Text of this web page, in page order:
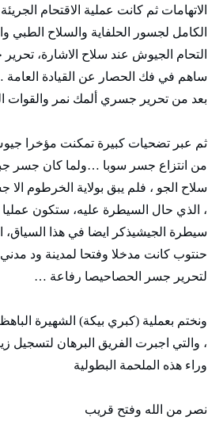
الاتهامات ثم كانت عملية الاقتحام
الكامل لجسور الحلفاية والسلاح الطبي
التحام الجيوش عند سلاح الاشارة،
ساهم في فك الحصار عن القيادة
بعد من تحرير جسري ألمك نمر والقوات
ثم عبر تضحيات كبيرة تمكنت مؤخرا
من انتزاع جسر سوبا …ولما كان جسر
سلاح الجو ، فلم يبق بولاية الخرطوم الا
، الذي حال السيطرة عليه، ستكون
سيطرة الجيشيذكر ايضا في هذا السياق،
حنتوب كانت مدخلا وفتحا لمدينة ود
لتحرير جسر الحصاحيصا رفاعة …
ونختم بعملية (كبري بيكة) الشهيرة
، والتي اجبرت الفريق البرهان لتسجيل
وراء هذه الملحمة البطولية
نصر من الله وفتح قريب